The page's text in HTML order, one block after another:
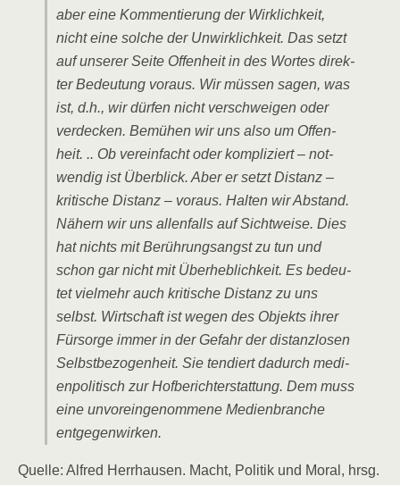
aber eine Kom­men­tie­rung der Wirk­lich­keit,
nicht eine sol­che der Unwirk­lich­keit. Das setzt
auf unse­rer Sei­te Offen­heit in des Wor­tes direk­
ter Bedeu­tung vor­aus. Wir müs­sen sagen, was
ist, d.h., wir dür­fen nicht ver­schwei­gen oder
ver­de­cken. Bemü­hen wir uns also um Offen­
heit. .. Ob ver­ein­facht oder kom­pli­ziert – not­
wen­dig ist Über­blick. Aber er setzt Distanz –
kri­ti­sche Distanz – vor­aus. Hal­ten wir Abstand.
Nähern wir uns allen­falls auf Sicht­wei­se. Dies
hat nichts mit Berüh­rungs­angst zu tun und
schon gar nicht mit Über­heb­lich­keit. Es bedeu­
tet viel­mehr auch kri­ti­sche Distanz zu uns
selbst. Wirt­schaft ist wegen des Objekts ihrer
Für­sor­ge immer in der Gefahr der distanz­lo­sen
Selbst­be­zo­gen­heit. Sie ten­diert dadurch medi­
en­po­li­tisch zur Hof­be­richt­erstat­tung. Dem muss
eine unvor­ein­ge­nom­me­ne Medi­en­bran­che
entgegenwirken.
Quel­le: Alfred Herr­hau­sen. Macht, Poli­tik und Moral, hrsg.